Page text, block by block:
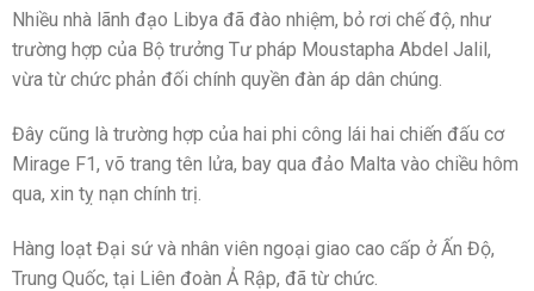
Nhiều nhà lãnh đạo Libya đã đào nhiệm, bỏ rơi chế độ, như
trường hợp của Bộ trưởng Tư pháp Moustapha Abdel Jalil,
vừa từ chức phản đối chính quyền đàn áp dân chúng.
Đây cũng là trường hợp của hai phi công lái hai chiến đấu cơ
Mirage F1, võ trang tên lửa, bay qua đảo Malta vào chiều hôm
qua, xin tỵ nạn chính trị.
Hàng loạt Đại sứ và nhân viên ngoại giao cao cấp ở Ấn Độ,
Trung Quốc, tại Liên đoàn Ả Rập, đã từ chức.